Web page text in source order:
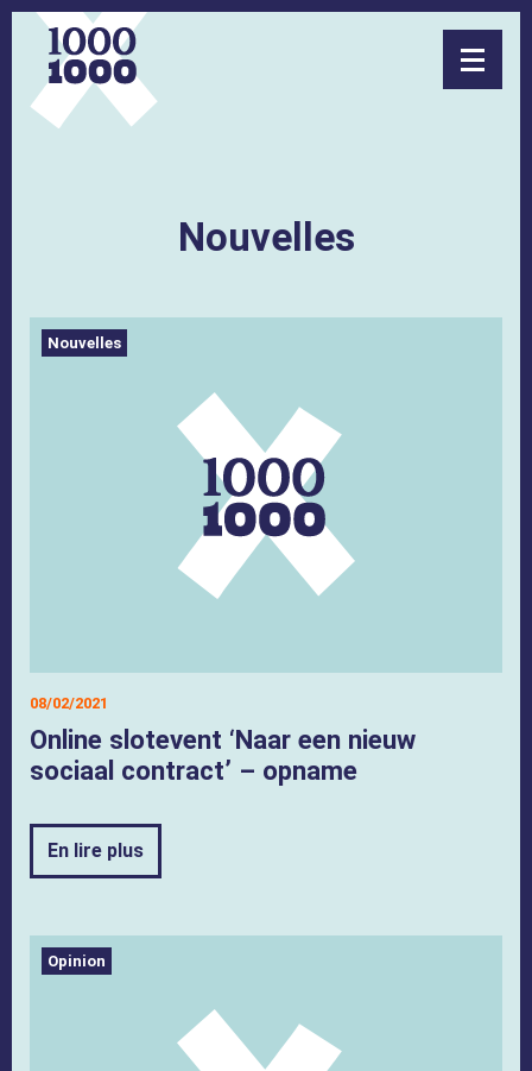
Nouvelles
Nouvelles
08/02/2021
Online slotevent ‘Naar een nieuw
sociaal contract’ – opname
En lire plus
Opinion